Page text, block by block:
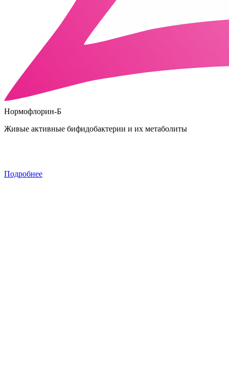
Нормофлорин-Б
Живые активные бифидобактерии и их метаболиты
Подробнее